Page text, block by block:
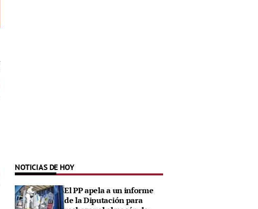
NOTICIAS DE HOY
El PP apela a un informe
de la Diputación para